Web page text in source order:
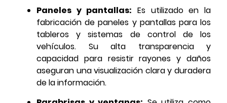
Paneles y pantallas: Es utilizado en la
fabricación de paneles y pantallas para los
tableros y sistemas de control de los
vehículos. Su alta transparencia y
capacidad para resistir rayones y daños
aseguran una visualización clara y duradera
de la información.